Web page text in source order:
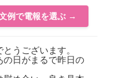
例で電報を選ぶ →
うございます。
の日がまるで昨日の